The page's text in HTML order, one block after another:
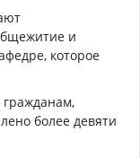
и
которое
гражданам,
более девяти